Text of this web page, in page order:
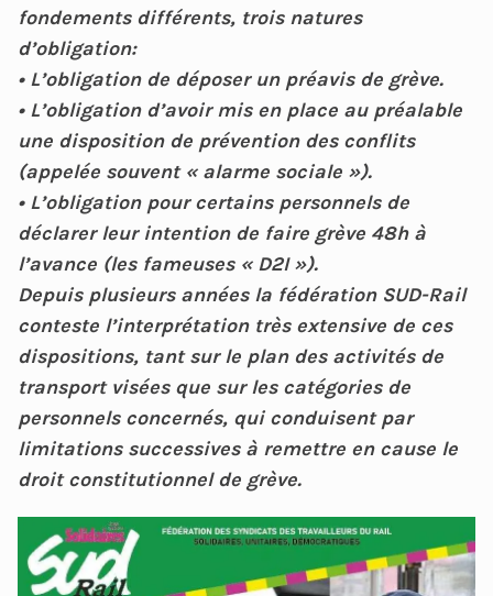
fondements différents, trois natures
d’obligation:
• L’obligation de déposer un préavis de grève.
• L’obligation d’avoir mis en place au préalable
une disposition de prévention des conflits
(appelée souvent « alarme sociale »).
• L’obligation pour certains personnels de
déclarer leur intention de faire grève 48h à
l’avance (les fameuses « D2I »).
Depuis plusieurs années la fédération SUD-Rail
conteste l’interprétation très extensive de ces
dispositions, tant sur le plan des activités de
transport visées que sur les catégories de
personnels concernés, qui conduisent par
limitations successives à remettre en cause le
droit constitutionnel de grève.